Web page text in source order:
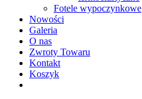
Fotele wypoczynkowe
Nowości
Galeria
O nas
Zwroty Towaru
Kontakt
Koszyk